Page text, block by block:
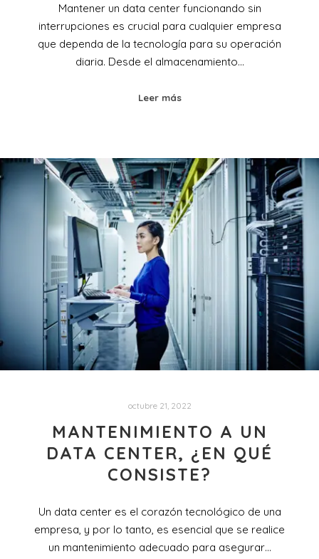
Mantener un data center funcionando sin
interrupciones es crucial para cualquier empresa
que dependa de la tecnología para su operación
diaria. Desde el almacenamiento…
Leer más
octubre 21, 2022
MANTENIMIENTO A UN
DATA CENTER, ¿EN QUÉ
CONSISTE?
Un data center es el corazón tecnológico de una
empresa, y por lo tanto, es esencial que se realice
un mantenimiento adecuado para asegurar…